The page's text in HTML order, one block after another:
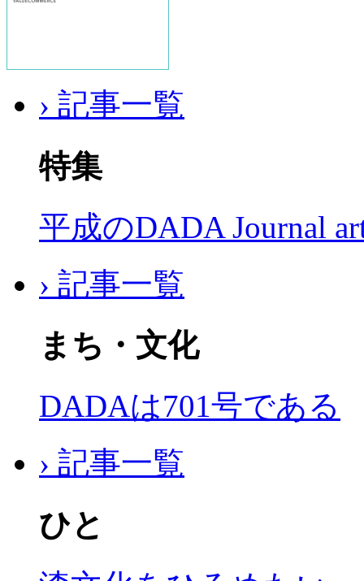
› 記事一覧
特集
平成のDADA Journal
› 記事一覧
まち・文化
DADAは701号である
› 記事一覧
ひと